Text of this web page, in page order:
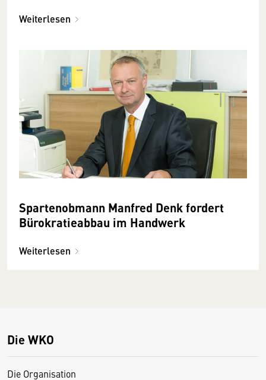
Weiterlesen
Spartenobmann Manfred Denk fordert
Bürokratieabbau im Handwerk
Weiterlesen
Die WKO
Die Organisation